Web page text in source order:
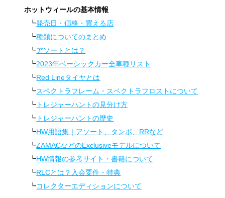
ホットウィールの基本情報
発売日・価格・買える店
種類についてのまとめ
アソートとは？
2023年ベーシックカー全車種リスト
Red Lineタイヤとは
スペクトラフレーム・スペクトラフロストについて
トレジャーハントの見分け方
トレジャーハントの歴史
HW用語集｜アソート、タンポ、RRなど
ZAMACなどのExclusiveモデルについて
HW情報の参考サイト・書籍について
RLCとは？入会要件・特典
コレクターエディションについて